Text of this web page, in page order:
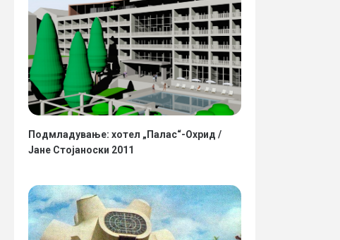
Подмладување: хотел „Палас“-Охрид /
Јане Стојаноски 2011